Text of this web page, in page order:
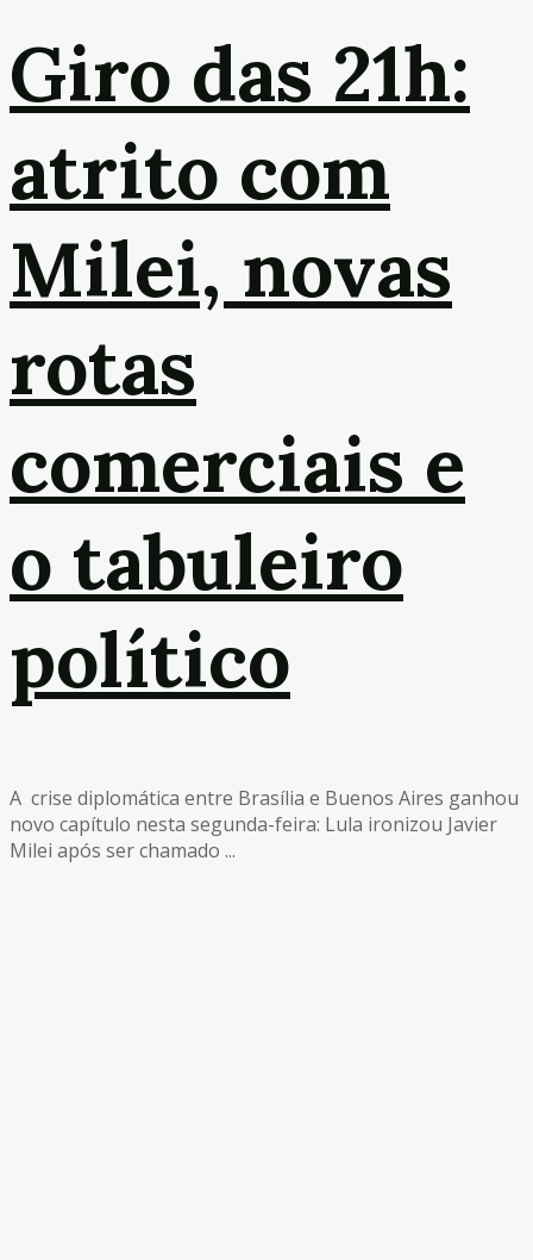
Giro das 21h:
atrito com
Milei, novas
rotas
comerciais e
o tabuleiro
político
A crise diplomática entre Brasília e Buenos Aires ganhou
novo capítulo nesta segunda-feira: Lula ironizou Javier
Milei após ser chamado ...